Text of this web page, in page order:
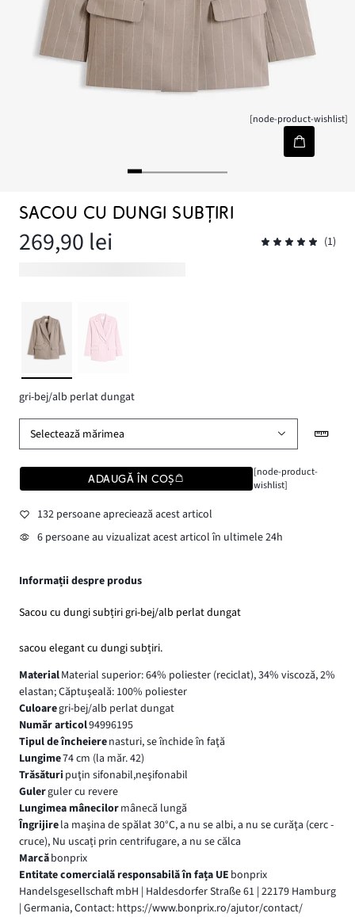
[node-product-wishlist]
SACOU CU DUNGI SUBȚIRI
269,90 lei (1)
gri-bej/alb perlat dungat
Selectează mărimea
ADAUGĂ ÎN COȘ
[node-product-
wishlist]
132 persoane apreciează acest articol
6 persoane au vizualizat acest articol în ultimele 24h
Informații despre produs
Sacou cu dungi subțiri gri-bej/alb perlat dungat
sacou elegant cu dungi subțiri.
MaterialMaterial superior: 64% poliester (reciclat), 34% viscoză, 2%
elastan; Căptuşeală: 100% poliester
Culoaregri-bej/alb perlat dungat
Număr articol94996195
Tipul de încheierenasturi, se închide în faţă
Lungime74 cm (la măr. 42)
Trăsături puţin sifonabil,neşifonabil
Gulerguler cu revere
Lungimea mânecilormânecă lungă
Îngrijirela maşina de spălat 30°C, a nu se albi, a nu se curăţa (cerc -
cruce), Nu uscați prin centrifugare, a nu se călca
Marcăbonprix
Entitate comercială responsabilă în fața UE bonprix
Handelsgesellschaft mbH | Haldesdorfer Straße 61 | 22179 Hamburg
| Germania, Contact: https://www.bonprix.ro/ajutor/contact/